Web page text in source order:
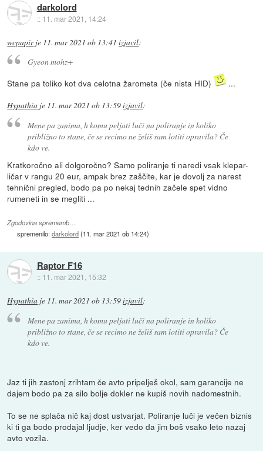
darkolord
:: 11. mar 2021, 14:24
wcpapirje 11. mar 2021 ob 13:41 izjavil:
Gyeon mohz+
Stane pa toliko kot dva celotna žarometa (če nista HID) ...
Hypathia je 11. mar 2021 ob 13:59izjavil:
Mene pa zanima, h komu peljati luči na poliranje in koliko
približno to stane, če se recimo ne želiš sam lotiti opravila? Če
kdo ve.
Kratkoročno ali dolgoročno? Samo poliranje ti naredi vsak klepar-
ličar v rangu 20 eur, ampak brez zaščite, kar je dovolj za narest
tehnični pregled, bodo pa po nekaj tednih začele spet vidno
rumeneti in se megliti ...
Zgodovina sprememb…
spremenilo:darkolord(11. mar 2021 ob 14:24)
Raptor F16
:: 11. mar 2021, 15:32
Hypathia je 11. mar 2021 ob 13:59izjavil:
Mene pa zanima, h komu peljati luči na poliranje in koliko
približno to stane, če se recimo ne želiš sam lotiti opravila? Če
kdo ve.
Jaz ti jih zastonj zrihtam če avto pripelješ okol, sam garancije ne
dajem bodo pa za silo bolje dokler ne kupiš novih nadomestnih.
To se ne splača nič kaj dost ustvarjat. Poliranje luči je večen biznis
ki ti ga bodo prodajal ljudje, ker vedo da jim boš vsako leto nazaj
avto vozila.